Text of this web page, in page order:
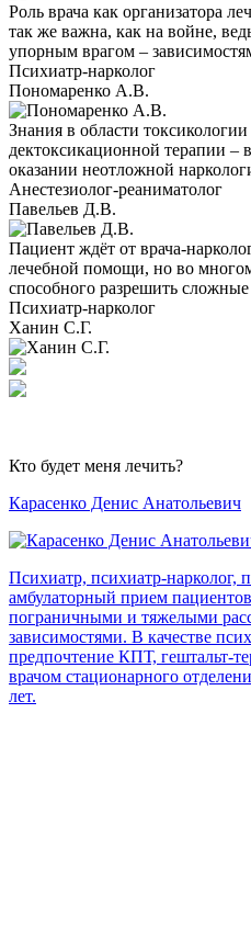
Роль врача как организатора
так же важна, как на войне,
упорным врагом –
Психиатр-нарколог
Пономаренко А.В.
Знания в области
дектоксикационной терапии
оказании неотложной
Анестезиолог-реаниматолог
Павельев Д.В.
Пациент ждёт от врача-
лечебной помощи, но во
способного разрешить
Психиатр-нарколог
Ханин С.Г.
Кто будет меня лечить?
Карасенко Денис Анатольевич
Психиатр, психиатр-нарколог,
амбулаторный прием
пограничными и тяжелыми
зависимостями. В качестве
предпочтение КПТ, гештальт-
врачом стационарного
лет.